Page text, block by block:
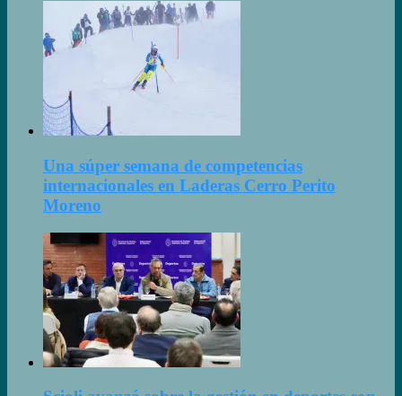
Una súper semana de competencias
internacionales en Laderas Cerro Perito
Moreno